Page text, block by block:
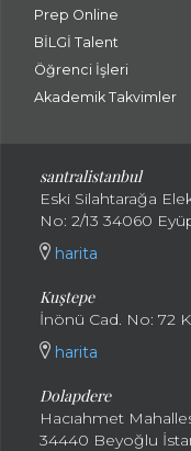
Prep Online
BİLGİ Talent
Öğrenci İşleri
Akademik Takvimler
santralistanbul
Eski Silahtarağa
No: 2/13 34060
harita
Kuştepe
İnönü Cad. No: 72
harita
Dolapdere
Hacıahmet
34440 Beyoğlu